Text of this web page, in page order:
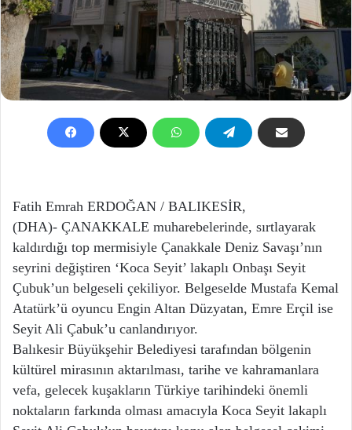
Fatih Emrah ERDOĞAN / BALIKESİR,
(DHA)- ÇANAKKALE muharebelerinde, sırtlayarak
kaldırdığı top mermisiyle Çanakkale Deniz Savaşı’nın
seyrini değiştiren ‘Koca Seyit’ lakaplı Onbaşı Seyit
Çubuk’un belgeseli çekiliyor. Belgeselde Mustafa Kemal
Atatürk’ü oyuncu Engin Altan Düzyatan, Emre Erçil ise
Seyit Ali Çabuk’u canlandırıyor.
Balıkesir Büyükşehir Belediyesi tarafından bölgenin
kültürel mirasının aktarılması, tarihe ve kahramanlara
vefa, gelecek kuşakların Türkiye tarihindeki önemli
noktaların farkında olması amacıyla Koca Seyit lakaplı